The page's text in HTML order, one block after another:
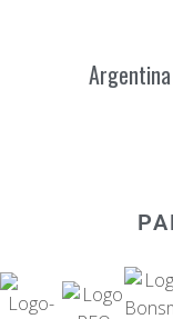
Argentina